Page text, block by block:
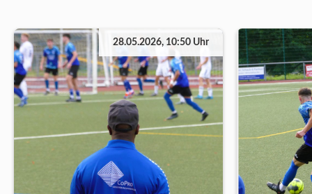
28.05.2026, 10:50 Uhr